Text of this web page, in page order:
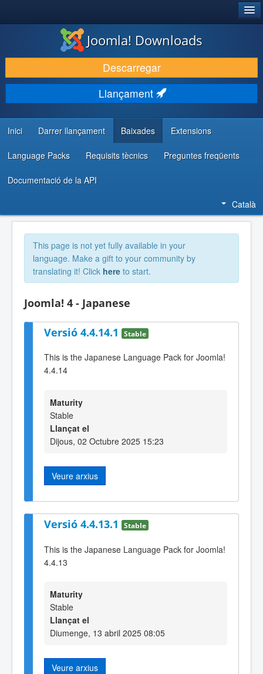
DESCARREGA & AMPLIA
DESCOBRIR & APRENDRE
COMUNITAT & SUPORT
RECURSOS PER DESENVOLUPADORS/ES
Joomla! Downloads
Descarregar
Llançament
Inici Darrer llançament Baixades Extensions
Language Packs Requisits tècnics Preguntes freqüents
Documentació de la API
Català
This page is not yet fully available in your
language. Make a gift to your community by
translating it! Click here to start.
Joomla! 4 - Japanese
Versió 4.4.14.1 Stable
This is the Japanese Language Pack for Joomla!
4.4.14
Maturity
Stable
Llançat el
Dijous, 02 Octubre 2025 15:23
Veure arxius
Versió 4.4.13.1 Stable
This is the Japanese Language Pack for Joomla!
4.4.13
Maturity
Stable
Llançat el
Diumenge, 13 abril 2025 08:05
Veure arxius